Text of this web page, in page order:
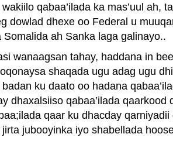
qabaa’ilada ka mas’uul ah,
dowlad dhexe oo Federal u
Somalida ah Sanka laga galinayo..
wanaagsan tahay, haddana in
shaqada ugu adag ugu
ku daato oo hadana
dhaxalsiiso qabaa’ilada qaarkood
qaar ku dhacday
jubooyinka iyo shabellada